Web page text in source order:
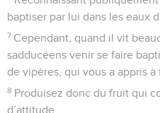
baptiser par lui dans les eaux
7 Cependant, quand il vit
sadducéens venir se faire
de vipères, qui vous a appris
8 Produisez donc du fruit qui
d’attitude